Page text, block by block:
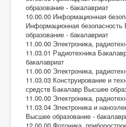
образование - бакалавриат
10.00.00 Информационная
Информационная
образование - бакалавриат
11.00.00 Электроника,
11.03.01 Радиотехника
бакалавриат
11.00.00 Электроника,
11.03.03 Конструирование и
средств Бакалавр Высшее
11.00.00 Электроника,
11.03.04 Электроника и
Высшее образование -